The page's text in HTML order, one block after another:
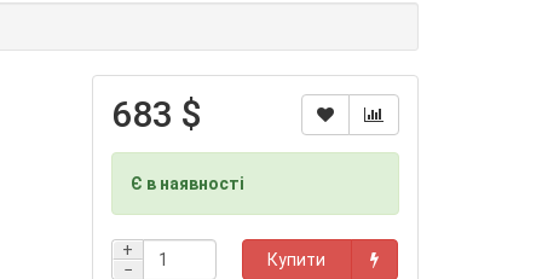
683 $
Є в наявності
+
−
Купити